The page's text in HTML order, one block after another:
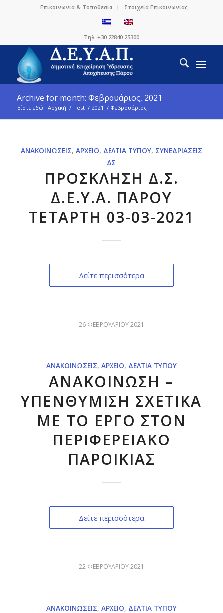
Επικοινωνία & Τοποθεσία Στοιχεία Επικοινωνίας
Τηλ. +30 22840 25300
Archive for month: Φεβρουάριος, 2021
Είστε εδώ: Αρχική / Test / 2021 / Φεβρουάριος
ΑΝΑΚΟΙΝΏΣΕΙΣ, ΑΡΧΕΊΟ, ΔΕΛΤΊΑ ΤΎΠΟΥ, ΣΥΝΕΔΡΙΆΣΕΙΣ
ΔΣ
ΠΡΟΣΚΛΗΣΗ Δ.Σ.
Δ.Ε.Υ.Α. ΠΑΡΟΥ
ΤΕΤΑΡΤΗ 03-03-2021
Δείτε περισσότερα
26 ΦΕΒΡΟΥΑΡΊΟΥ 2021
ΑΝΑΚΟΙΝΏΣΕΙΣ, ΑΡΧΕΊΟ, ΔΕΛΤΊΑ ΤΎΠΟΥ
ΑΝΑΚΟΙΝΩΣΗ –
ΥΠΕΝΘΥΜΙΣΗ ΣΧΕΤΙΚΑ
ΜΕ ΤΟ ΕΡΓΟ ΣΤΟΝ
ΠΕΡΙΦΕΡΕΙΑΚΟ
ΠΑΡΟΙΚΙΑΣ
Δείτε περισσότερα
22 ΦΕΒΡΟΥΑΡΊΟΥ 2021
ΑΝΑΚΟΙΝΏΣΕΙΣ, ΑΡΧΕΊΟ, ΔΕΛΤΊΑ ΤΎΠΟΥ